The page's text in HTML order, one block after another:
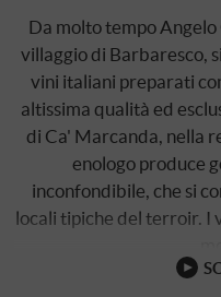
Da molto tempo
villaggio di Barbaresco,
vini italiani preparati
altissima qualità ed
di Ca' Marcanda, nella
enologo produce
inconfondibile, che si
locali tipiche del terroir. I